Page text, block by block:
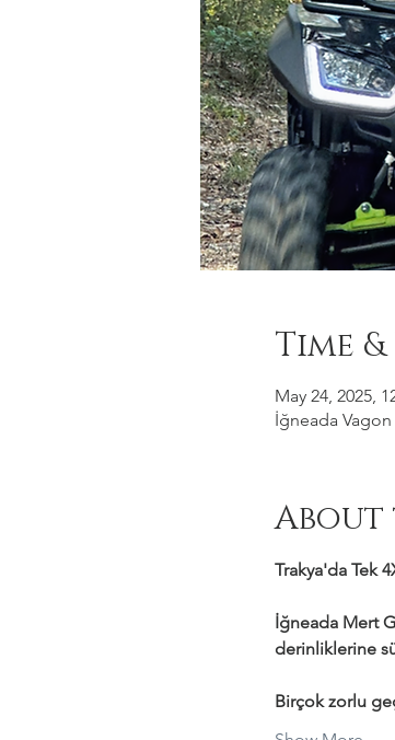
Time
May 24, 2025,
İğneada
About
Trakya'da Tek
İğneada Mert
derinliklerine
Birçok zorlu